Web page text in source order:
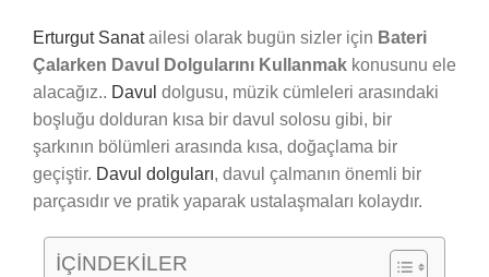
Erturgut Sanatailesi olarak bugün sizler için Bateri
Çalarken Davul Dolgularını Kullanmak konusunu ele
alacağız.. Davul dolgusu, müzik cümleleri arasındaki
boşluğu dolduran kısa bir davul solosu gibi, bir
şarkının bölümleri arasında kısa, doğaçlama bir
geçiştir. Davul dolguları, davul çalmanın önemli bir
parçasıdır ve pratik yaparak ustalaşmaları kolaydır.
İÇİNDEKİLER